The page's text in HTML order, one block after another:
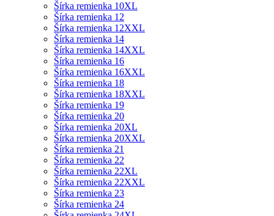
Šírka remienka 10XL
Šírka remienka 12
Šírka remienka 12XXL
Šírka remienka 14
Šírka remienka 14XXL
Šírka remienka 16
Šírka remienka 16XXL
Šírka remienka 18
Šírka remienka 18XXL
Šírka remienka 19
Šírka remienka 20
Šírka remienka 20XL
Šírka remienka 20XXL
Šírka remienka 21
Šírka remienka 22
Šírka remienka 22XL
Šírka remienka 22XXL
Šírka remienka 23
Šírka remienka 24